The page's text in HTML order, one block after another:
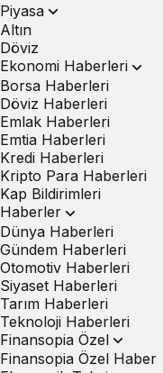
Piyasa
Altın
Döviz
Ekonomi Haberleri
Borsa Haberleri
Döviz Haberleri
Emlak Haberleri
Emtia Haberleri
Kredi Haberleri
Kripto Para Haberleri
Kap Bildirimleri
Haberler
Dünya Haberleri
Gündem Haberleri
Otomotiv Haberleri
Siyaset Haberleri
Tarım Haberleri
Teknoloji Haberleri
Finansopia Özel
Finansopia Özel Haber